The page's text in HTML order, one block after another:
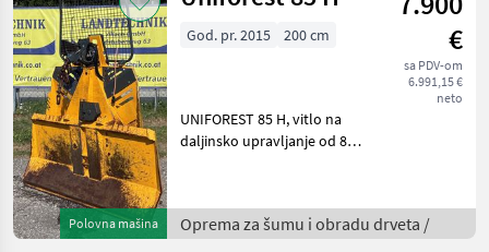
Polovna mašina
€
sa PDV-om
6.991,15 €
neto
God. pr. 2015 200 cm
UNIFOREST 85 H, vitlo na
daljinsko upravljanje od 8, 5
odmotavanje užeta, uže s
paralelnom kukom,
Oprema za šumu i obradu drveta /